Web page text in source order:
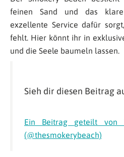
feinen Sand und das
exzellente Service dafür
fehlt. Hier könnt ihr in
und die Seele baumeln lassen.
Sieh dir diesen Beitrag
Ein Beitrag geteilt von
(@thesmokerybeach)